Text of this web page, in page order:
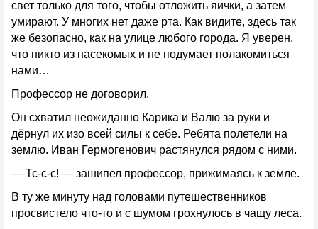
свет только для того, чтобы отложить яички, а затем
умирают. У многих нет даже рта. Как видите, здесь так
же безопасно, как на улице любого города. Я уверен,
что никто из насекомых и не подумает полакомиться
нами…
Профессор не договорил.
Он схватил неожиданно Карика и Валю за руки и
дёрнул их изо всей силы к себе. Ребята полетели на
землю. Иван Гермогенович растянулся рядом с ними.
— Тс-с-с! — зашипел профессор, прижимаясь к земле.
В ту же минуту над головами путешественников
просвистело что-то и с шумом грохнулось в чащу леса.